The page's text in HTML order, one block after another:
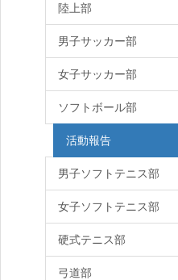
陸上部
男子サッカー部
女子サッカー部
ソフトボール部
活動報告
男子ソフトテニス部
女子ソフトテニス部
硬式テニス部
弓道部